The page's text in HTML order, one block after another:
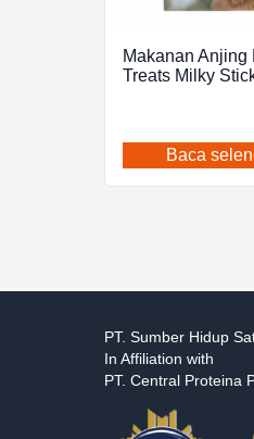
Makanan
Treats Milky
Baca
PT. Sumber Hidup
In Affiliation with
PT. Central Proteina